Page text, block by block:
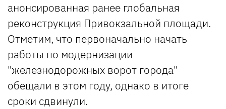
анонсированная ранее глобальная
реконструкция Привокзальной площади.
Отметим, что первоначально начать
работы по модернизации
"железнодорожных ворот города"
обещали в этом году, однако в итоге
сроки сдвинули.